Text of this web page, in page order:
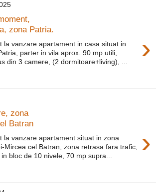
zona Patria.
›
la vanzare apartament in casa situat in
parter in vila aprox. 90 mp utili,
din 3 camere, (2 dormitoare+living), ...
zona
Batran
›
la vanzare apartament situat in zona
Mircea cel Batran, zona retrasa fara trafic,
bloc de 10 nivele, 70 mp supra...